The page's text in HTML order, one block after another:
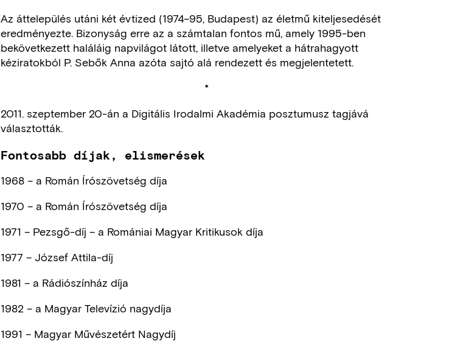
Az áttelepülés utáni két évtized (1974–95, Budapest) az életmű kiteljesedését
eredményezte. Bizonyság erre az a számtalan fontos mű, amely 1995-ben
bekövetkezett haláláig napvilágot látott, illetve amelyeket a hátrahagyott
kéziratokból P. Sebők Anna azóta sajtó alá rendezett és megjelentetett.
*
2011. szeptember 20-án a Digitális Irodalmi Akadémia posztumusz tagjává
választották.
Fontosabb díjak, elismerések
1968 – a Román Írószövetség díja
1970 – a Román Írószövetség díja
1971 – Pezsgő-díj – a Romániai Magyar Kritikusok díja
1977 – József Attila-díj
1981 – a Rádiószínház díja
1982 – a Magyar Televízió nagydíja
1991 – Magyar Művészetért Nagydíj